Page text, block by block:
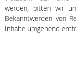
werden, bitten wir
Bekanntwerden von
Inhalte umgehend